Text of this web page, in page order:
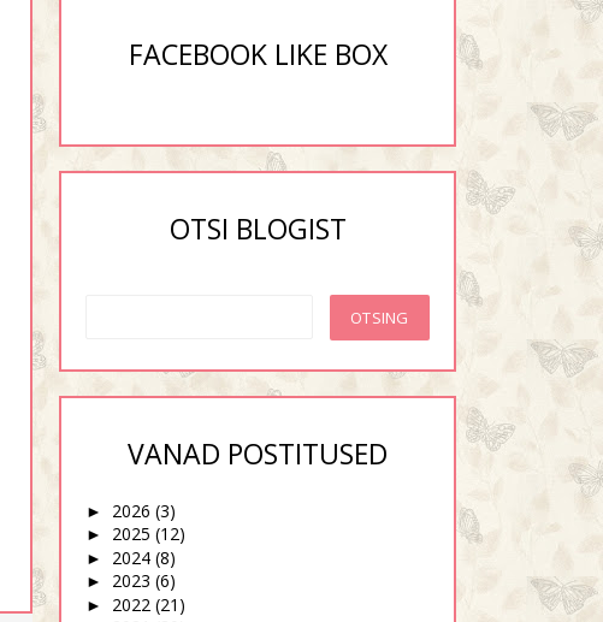
FACEBOOK LIKE BOX
OTSI BLOGIST
VANAD POSTITUSED
► 2026 (3)
► 2025 (12)
► 2024 (8)
► 2023 (6)
► 2022 (21)